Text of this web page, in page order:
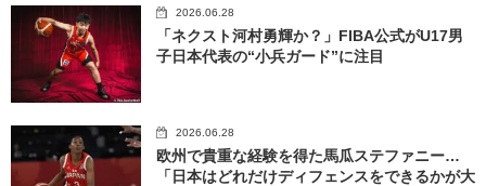
2026.06.28
「ネクスト河村勇輝か？」FIBA公式がU17男
子日本代表の“小兵ガード”に注目
2026.06.28
欧州で貴重な経験を得た馬瓜ステファニー…
「日本はどれだけディフェンスをできるかが大